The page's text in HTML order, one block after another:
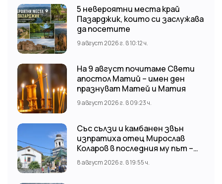
5 невероятни места край
Пазарджик, които си заслужава
да посетите
9 август 2026 г. в 10:12 ч.
На 9 август почитаме Свети
апостол Матий – имен ден
празнуват Матей и Матия
9 август 2026 г. в 09:23 ч.
Със сълзи и камбанен звън
изпратиха отец Мирослав
Коларов в последния му път –
Пловдивският митрополит
Николай отслужи опелото
8 август 2026 г. в 19:55 ч.